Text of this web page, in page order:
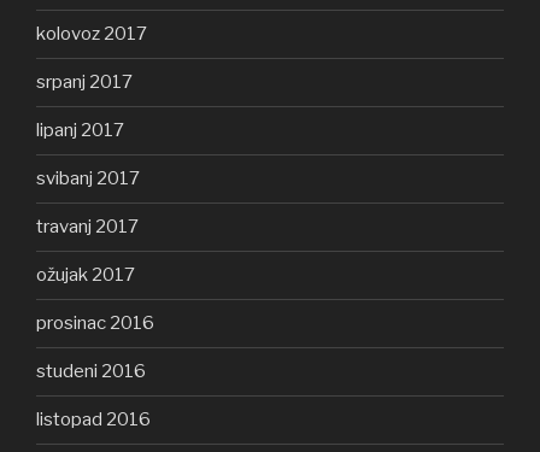
kolovoz 2017
srpanj 2017
lipanj 2017
svibanj 2017
travanj 2017
ožujak 2017
prosinac 2016
studeni 2016
listopad 2016